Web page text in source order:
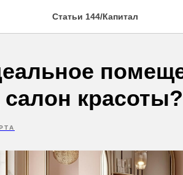
Статьи 144/Капитал
красоты?